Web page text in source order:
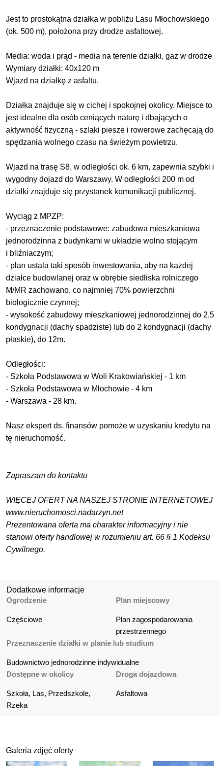
Jest to prostokątna działka w pobliżu Lasu Młochowskiego
(ok. 500 m), położona przy drodze asfaltowej.
Media: woda i prąd - media na terenie działki, gaz w drodze
Wymiary działki: 40x120 m
Wjazd na działkę z asfaltu.
Działka znajduje się w cichej i spokojnej okolicy. Miejsce to
jest idealne dla osób ceniących naturę i dbających o
aktywność fizyczną - szlaki piesze i rowerowe zachęcają do
spędzania wolnego czasu na świeżym powietrzu.
Wjazd na trasę S8, w odległości ok. 6 km, zapewnia szybki i
wygodny dojazd do Warszawy. W odległości 200 m od
działki znajduje się przystanek komunikacji publicznej.
Wyciąg z MPZP:
- przeznaczenie podstawowe: zabudowa mieszkaniowa
jednorodzinna z budynkami w układzie wolno stojącym
i bliźniaczym;
- plan ustala taki sposób inwestowania, aby na każdej
działce budowlanej oraz w obrębie siedliska rolniczego
M/MR zachowano, co najmniej 70% powierzchni
biologicznie czynnej;
- wysokość zabudowy mieszkaniowej jednorodzinnej do 2,5
kondygnacji (dachy spadziste) lub do 2 kondygnacji (dachy
płaskie), do 12m.
Odległości:
- Szkoła Podstawowa w Woli Krakowiańskiej - 1 km
- Szkoła Podstawowa w Młochowie - 4 km
- Warszawa - 28 km.
Nasz ekspert ds. finansów pomoże w uzyskaniu kredytu na
tę nieruchomość.
Zapraszam do kontaktu
WIĘCEJ OFERT NA NASZEJ STRONIE INTERNETOWEJ
www.nieruchomosci.nadarzyn.net
Prezentowana oferta ma charakter informacyjny i nie
stanowi oferty handlowej w rozumieniu art. 66 § 1 Kodeksu
Cywilnego.
Dodatkowe informacje
Ogrodzenie
Częściowe
Plan miejscowy
Plan zagospodarowania
przestrzennego
Przeznaczenie działki w planie lub studium
Budownictwo jednorodzinne indywidualne
Dostępne w okolicy
Szkoła, Las, Przedszkole,
Rzeka
Droga dojazdowa
Asfaltowa
Galeria zdjęć oferty